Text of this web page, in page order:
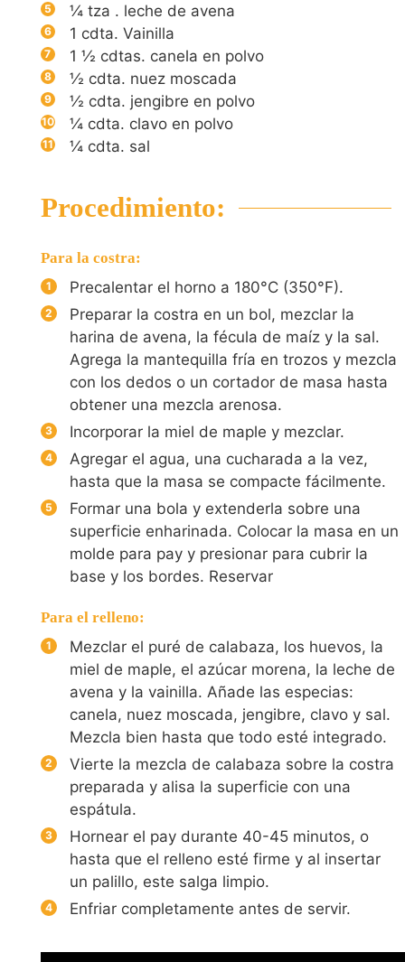
¼ tza . leche de avena
1 cdta. Vainilla
1 ½ cdtas. canela en polvo
½ cdta. nuez moscada
½ cdta. jengibre en polvo
¼ cdta. clavo en polvo
¼ cdta. sal
Procedimiento:
Para la costra:
Precalentar el horno a 180°C (350°F).
Preparar la costra en un bol, mezclar la
harina de avena, la fécula de maíz y la sal.
Agrega la mantequilla fría en trozos y mezcla
con los dedos o un cortador de masa hasta
obtener una mezcla arenosa.
Incorporar la miel de maple y mezclar.
Agregar el agua, una cucharada a la vez,
hasta que la masa se compacte fácilmente.
Formar una bola y extenderla sobre una
superficie enharinada. Colocar la masa en un
molde para pay y presionar para cubrir la
base y los bordes. Reservar
Para el relleno:
Mezclar el puré de calabaza, los huevos, la
miel de maple, el azúcar morena, la leche de
avena y la vainilla. Añade las especias:
canela, nuez moscada, jengibre, clavo y sal.
Mezcla bien hasta que todo esté integrado.
Vierte la mezcla de calabaza sobre la costra
preparada y alisa la superficie con una
espátula.
Hornear el pay durante 40-45 minutos, o
hasta que el relleno esté firme y al insertar
un palillo, este salga limpio.
Enfriar completamente antes de servir.